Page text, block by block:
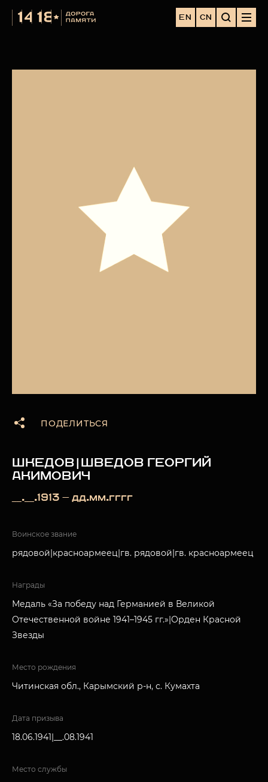
EN CN
ПОДЕЛИТЬСЯ
ШКЕДОВ|ШВЕДОВ ГЕОРГИЙ
АКИМОВИЧ
__.__.1913 — дд.мм.гггг
Воинское звание
рядовой|красноармеец|гв. рядовой|гв. красноармеец
Награды
Медаль «За победу над Германией в Великой
Отечественной войне 1941–1945 гг.»|Орден Красной
Звезды
Место рождения
Читинская обл., Карымский р-н, с. Кумахта
Дата призыва
18.06.1941|__.08.1941
Место службы